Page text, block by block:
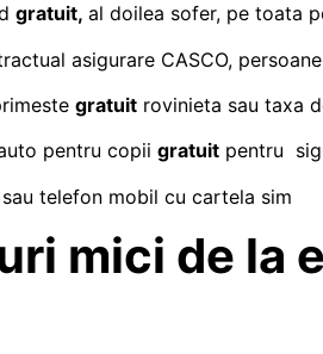
gratuit, al doilea sofer, pe toata
asigurare CASCO,
gratuit rovinieta sau taxa
pentru copii gratuitpentru
sau telefon mobil cu cartela sim
mici de la